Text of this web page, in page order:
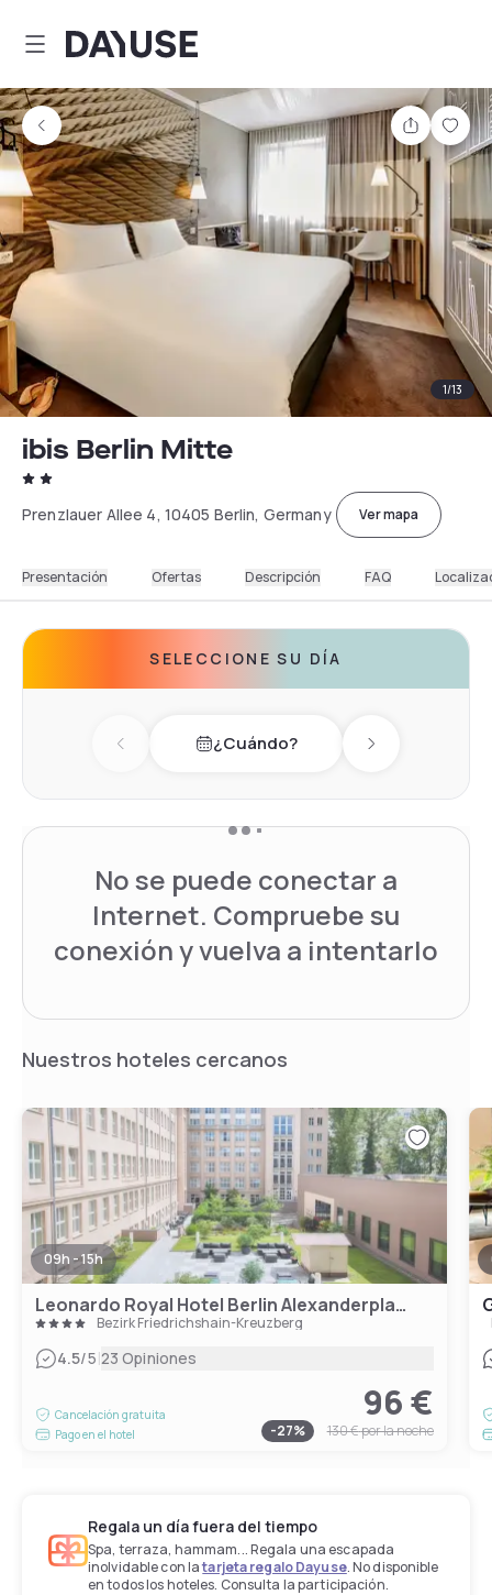
Dayuse
1/13
ibis Berlin Mitte
Prenzlauer Allee 4, 10405 Berlin, Germany Ver mapa
Presentación Ofertas Descripción FAQ
SELECCIONE SU DÍA
Previous day¿Cuándo? Next day
No se puede conectar a
Internet. Compruebe su
conexión y vuelva a intentarlo
Nuestros hoteles cercanos
09h - 15h
Leonardo Royal Hotel Berlin Alexanderplatz
Bezirk Friedrichshain-Kreuzberg
4.5/5|23 Opiniones
Cancelación gratuita
Pago en el hotel
96 €
-27% 130 €por la noche
Regala un día fuera del tiempo
Spa, terraza, hammam... Regala una escapada
inolvidable con latarjeta regalo Dayuse. No disponible
en todos los hoteles. Consulta la participación.